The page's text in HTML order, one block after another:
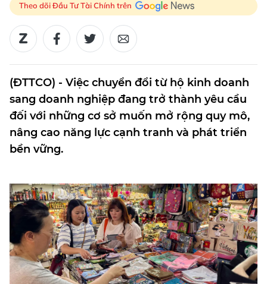
Theo dõi Đầu Tư Tài Chính trên
(ĐTTCO) - Việc chuyển đổi từ hộ kinh doanh
sang doanh nghiệp đang trở thành yêu cầu
đối với những cơ sở muốn mở rộng quy mô,
nâng cao năng lực cạnh tranh và phát triển
bền vững.